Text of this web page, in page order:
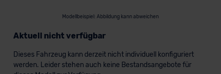
Modellbeispiel: Abbildung kann abweichen
Aktuell nicht verfügbar
Dieses Fahrzeug kann derzeit nicht individuell konfiguriert
werden. Leider stehen auch keine Bestandsangebote für